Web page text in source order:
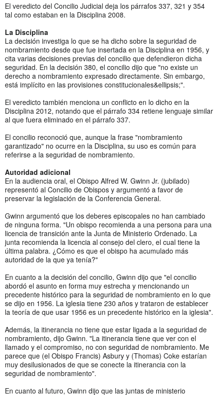
El veredicto del Concilio Judicial deja los párrafos 337, 321 y 354
tal como estaban en la Disciplina 2008.
La Disciplina
La decisión investiga lo que se ha dicho sobre la seguridad de
nombramiento desde que fue insertada en la Disciplina en 1956, y
cita varias decisiones previas del concilio que defendieron dicha
seguridad. En la decisión 380, el concilio dijo que "no existe un
derecho a nombramiento expresado directamente. Sin embargo,
está implícito en las provisiones constitucionales&ellipsis;".
El veredicto también menciona un conflicto en lo dicho en la
Disciplina 2012, notando que el párrafo 334 retiene lenguaje similar
al que fuera eliminado en el párrafo 337.
El concilio reconoció que, aunque la frase "nombramiento
garantizado" no ocurre en la Disciplina, su uso es común para
referirse a la seguridad de nombramiento.
Autoridad adicional
En la audiencia oral, el Obispo Alfred W. Gwinn Jr. (jubilado)
representó al Concilio de Obispos y argumentó a favor de
preservar la legislación de la Conferencia General.
Gwinn argumentó que los deberes episcopales no han cambiado
de ninguna forma. "Un obispo recomienda a una persona para una
licencia de transición ante la Junta de Ministerio Ordenado. La
junta recomienda la licencia al consejo del clero, el cual tiene la
última palabra. ¿Cómo es que el obispo ha acumulado más
autoridad de la que ya tenía?"
En cuanto a la decisión del concilio, Gwinn dijo que "el concilio
abordó el asunto en forma muy estrecha y mencionando un
precedente histórico para la seguridad de nombramiento en lo que
se dijo en 1956. La iglesia tiene 230 años y trataron de establecer
la teoría de que usar 1956 es un precedente histórico en la iglesia".
Además, la itinerancia no tiene que estar ligada a la seguridad de
nombramiento, dijo Gwinn. "La itinerancia tiene que ver con el
llamado y el compromiso, no con seguridad de nombramiento. Me
parece que (el Obispo Francis) Asbury y (Thomas) Coke estarían
muy desilusionados de que se conecte la itinerancia con la
seguridad de nombramiento".
En cuanto al futuro, Gwinn dijo que las juntas de ministerio